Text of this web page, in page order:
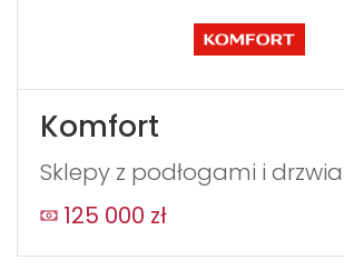
Komfort
Sklepy z podłogami i
125 000 zł